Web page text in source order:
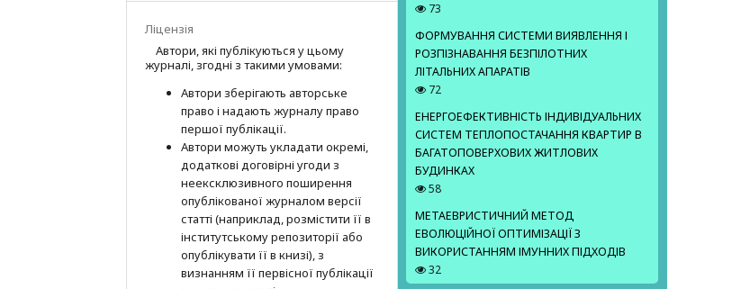
Ліцензія
Автори, які публікуються у цьому
журналі, згодні з такими умовами:
Автори зберігають авторське
право і надають журналу право
першої публі­кації.
Автори можуть укладати окремі,
додат­кові договірні угоди з
неексклюзив­ного поширення
опублікованої журналом версії
статті (наприклад, розмістити її в
інститутському репозиторії або
опубліку­вати її в книзі), з
визнанням її первісної публікації
73
ФОРМУВАННЯ СИСТЕМИ ВИЯВЛЕННЯ І
РОЗПІЗНАВАННЯ БЕЗПІЛОТНИХ
ЛІТАЛЬНИХ АПАРАТІВ
72
ЕНЕРГОЕФЕКТИВНІСТЬ ІНДИВІДУАЛЬНИХ
СИСТЕМ ТЕПЛОПОСТАЧАННЯ КВАРТИР В
БАГАТОПОВЕРХОВИХ ЖИТЛОВИХ
БУДИНКАХ
58
МЕТАЕВРИСТИЧНИЙ МЕТОД
ЕВОЛЮЦІЙНОЇ ОПТИМІЗАЦІЇ З
ВИКОРИСТАННЯМ ІМУННИХ ПІДХОДІВ
32